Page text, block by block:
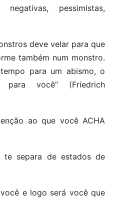
pessimistas,
deve velar para que
também num monstro.
para um abismo, o
você” (Friedrich
ao que você ACHA
te separa de estados de
e logo será você que